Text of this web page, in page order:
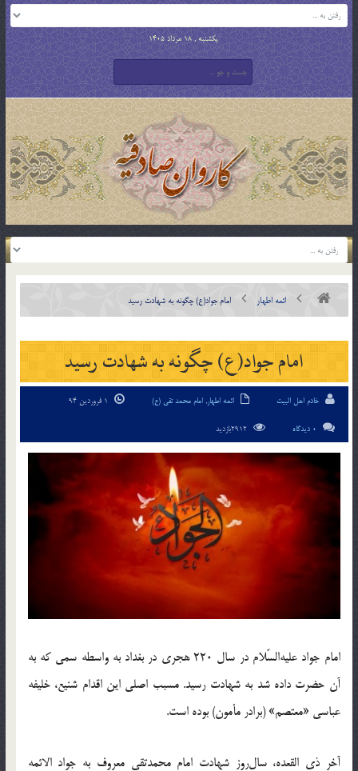
یکشنبه , 18 مرداد 1405
ائمه اطهار امام جواد(ع) چگونه به شهادت رسید
امام جواد(ع) چگونه به شهادت رسید
خادم اهل البیت ائمه اطهار, امام محمد تقی (ع)
0 دیدگاه
امام جواد علیه‌السّلام در سال 220 هجری در بغداد به واسطه سمی که به
آن حضرت داده شد به شهادت رسید. مسبب اصلی این اقدام شنیع، خلیفه
عباسی «معتصم» (برادر مأمون) بوده است.
آخر ذی القعده، سال‌روز شهادت امام محمدتقی معروف به جواد الائمه